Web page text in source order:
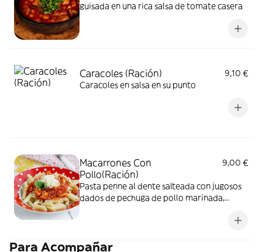
guisada en una rica salsa de tomate casera
Caracoles (Ración)
9,10 €
Caracoles en salsa en su punto
Macarrones Con
Pollo(Ración)
9,00 €
Pasta penne al dente salteada con jugosos
dados de pechuga de pollo marinada,
Para Acompañar